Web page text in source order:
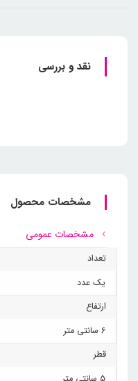
نقد و بررسی
مشخصات محصول
مشخصات عمومی
تعداد
یک عدد
ارتفاع
6 سانتی متر
قطر